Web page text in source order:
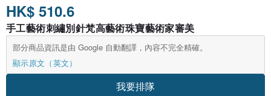
HK$ 510.6
手工藝術刺繡別針梵高藝術珠寶藝術家審美
部分商品資訊是由 Google 自動翻譯，內容不完全精確。
顯示原文（英文）
我要排隊